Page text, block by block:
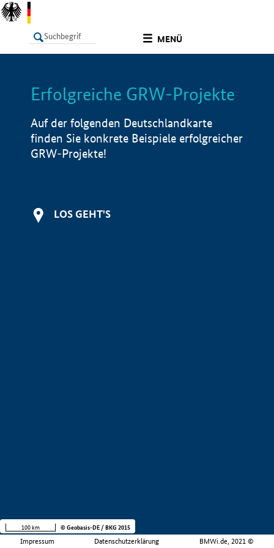
MENÜ
LISTE Info
Erfolgreiche GRW-Projekte
Auf der folgenden Deutschlandkarte
finden Sie konkrete Beispiele erfolgreicher
GRW-Projekte!
LOS GEHT'S
Impressum Datenschutzerklärung BMWi.de, 2021 ©
100 km © Geobasis-DE / BKG 2015